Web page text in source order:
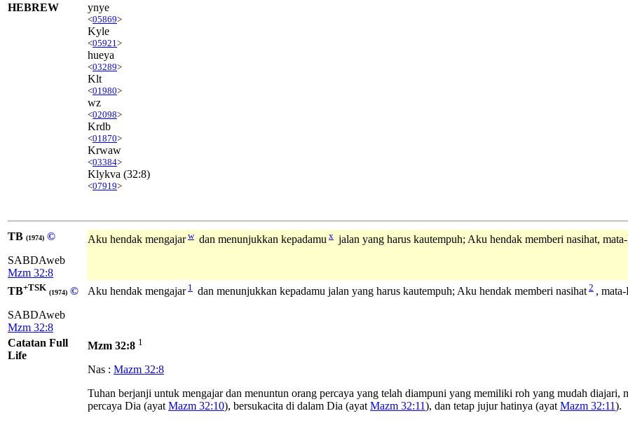
HEBREW
ynye
<05869>
Kyle
<05921 >
hueya
<03289>
Klt
<01980>
wz
<02098>
Krdb
<01870>
Krwaw
<03384>
Klykva (32:8)
<07919>
TB (1974) ©
SABDAweb
Mzm 32:8
Aku hendak mengajar w dan menunjukkan kepadamu x jalan yang harus kautempuh; Aku hendak memberi nasihat,
TB+TSK (1974) ©
SABDAweb
Mzm 32:8
Aku hendak mengajar 1 dan menunjukkan kepadamu jalan yang harus kautempuh; Aku hendak memberi nasihat 2 ,
Catatan Full
Life
Mzm 32:8 1
Nas : Mazm 32:8
Tuhan berjanji untuk mengajar dan menuntun orang percaya yang telah diampuni yang memiliki roh yang mudah diajari,
percaya Dia (ayat Mazm 32:10), bersukacita di dalam Dia (ayat Mazm 32:11), dan tetap jujur hatinya (ayat Mazm 32:11).